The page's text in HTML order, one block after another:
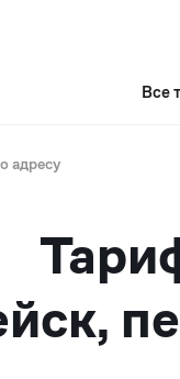
Все
адресу